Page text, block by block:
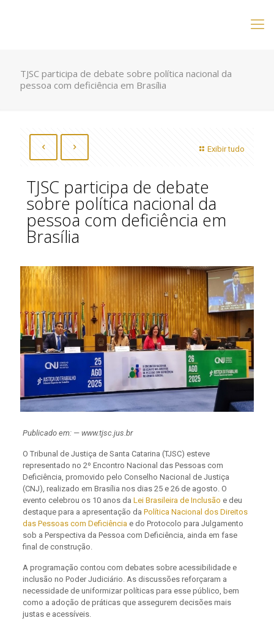
TJSC participa de debate sobre política nacional da
pessoa com deficiência em Brasília
Exibir tudo
TJSC participa de debate
sobre política nacional da
pessoa com deficiência em
Brasília
Publicado em: — www.tjsc.jus.br
O Tribunal de Justiça de Santa Catarina (TJSC) esteve
representado no 2º Encontro Nacional das Pessoas com
Deficiência, promovido pelo Conselho Nacional de Justiça
(CNJ), realizado em Brasília nos dias 25 e 26 de agosto. O
evento celebrou os 10 anos da Lei Brasileira de Inclusão e deu
destaque para a apresentação da Política Nacional dos Direitos
das Pessoas com Deficiência e do Protocolo para Julgamento
sob a Perspectiva da Pessoa com Deficiência, ainda em fase
final de construção.
A programação contou com debates sobre acessibilidade e
inclusão no Poder Judiciário. As discussões reforçaram a
necessidade de uniformizar políticas para esse público, bem
como a adoção de práticas que assegurem decisões mais
justas e acessíveis.